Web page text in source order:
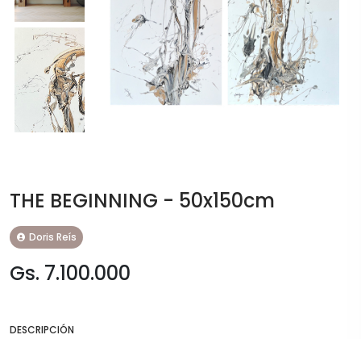
THE BEGINNING - 50x150cm
Doris Reís
Gs. 7.100.000
DESCRIPCIÓN